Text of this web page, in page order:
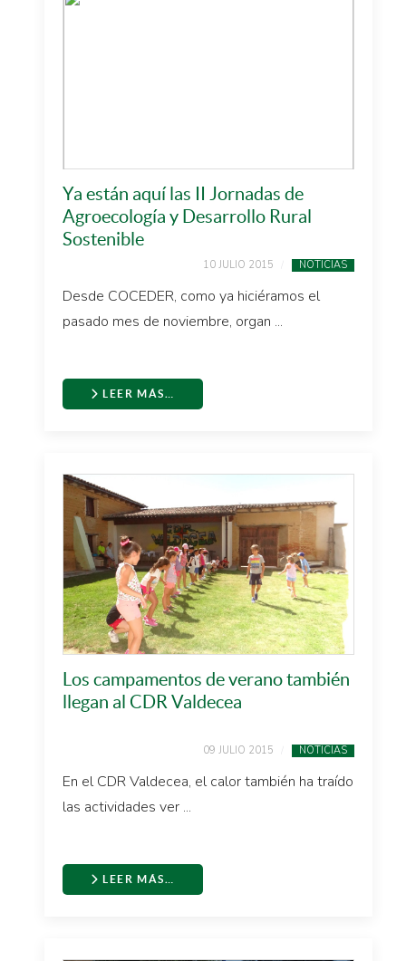
Ya están aquí las II Jornadas de
Agroecología y Desarrollo Rural
Sostenible
10 JULIO 2015 NOTICIAS
Desde COCEDER, como ya hiciéramos el
pasado mes de noviembre, organ ...
LEER MÁS…
Los campamentos de verano también
llegan al CDR Valdecea
09 JULIO 2015 NOTICIAS
En el CDR Valdecea, el calor también ha traído
las actividades ver ...
LEER MÁS…